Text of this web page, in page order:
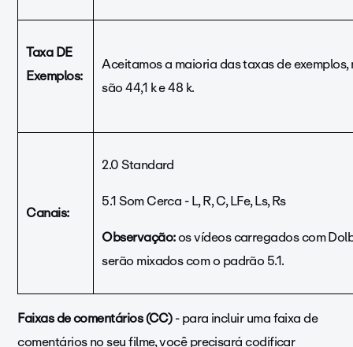
Taxa DE
Exemplos:
Aceitamos a maioria das taxas de
são 44,1 k e 48 k.
Canais:
2.0 Standard
5.1 Som Cerca - L, R, C, LFe, Ls, Rs
Observação:os vídeoscarregadoscom
serão mixados com o padrão 5.1.
Faixas de comentários (CC)- para incluir uma faixa de
comentários no seu filme, você precisará codificar